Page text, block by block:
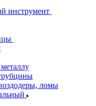
инструмент
ломы